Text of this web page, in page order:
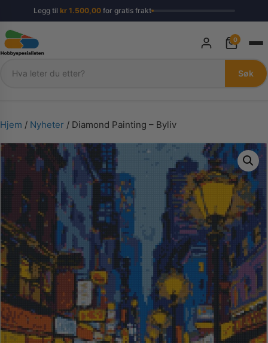
Legg til kr1.500,00for gratis frakt
Søk
Søk
0
Hjem / Nyheter / Diamond Painting – Byliv